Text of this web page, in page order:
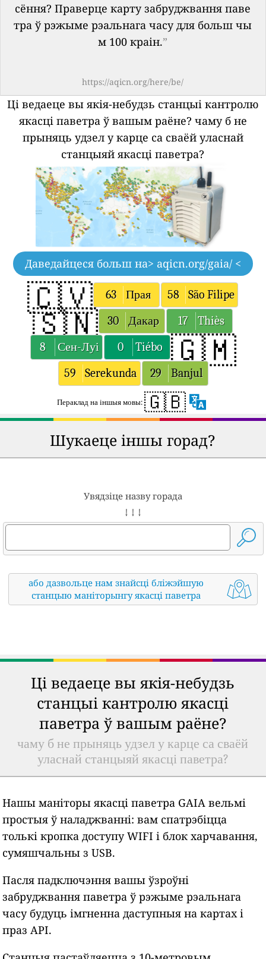
сёння? Праверце карту забруджвання паве
тра ў рэжыме рэальнага часу для больш чы
м 100 краін.”
https://aqicn.org/here/be/
Ці ведаеце вы якія-небудзь станцыі кантролю
якасці паветра ў вашым раёне? чаму б не
прыняць удзел у карце са сваёй уласнай
станцыяй якасці паветра?
Даведайцеся больш на> aqicn.org/gaia/ <
🇨🇻 63 Прая 58 São Filipe
🇸🇳 30 Дакар 17
Thiès
8
Сен-Луі 0 Tiébo 🇬🇲
59 Serekunda 29 Banjul
Пераклад на іншыя мовы: 🇬🇧
Шукаеце іншы горад?
Увядзіце назву горада
↓ ↓ ↓
або дазвольце нам знайсці бліжэйшую
станцыю маніторынгу якасці паветра
Ці ведаеце вы якія-небудзь
станцыі кантролю якасці
паветра ў вашым раёне?
чаму б не прыняць удзел у карце са сваёй
уласнай станцыяй якасці паветра?
Нашы маніторы якасці паветра GAIA вельмі
простыя ў наладжванні: вам спатрэбіцца
толькі кропка доступу WIFI і блок харчавання,
сумяшчальны з USB.
Пасля падключэння вашы ўзроўні
забруджвання паветра ў рэжыме рэальнага
часу будуць імгненна даступныя на картах і
праз API.